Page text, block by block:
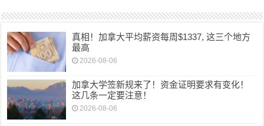
真相！加拿大平均薪资每周$1337, 这三个地方
最高
2026-08-06
加拿大学签新规来了！资金证明要求有变化！
这几条一定要注意！
2026-08-06